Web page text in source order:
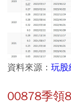
資料來源： 玩股
00878季領